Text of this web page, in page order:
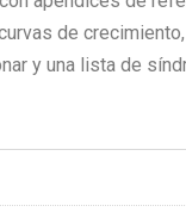
de
y una lista de